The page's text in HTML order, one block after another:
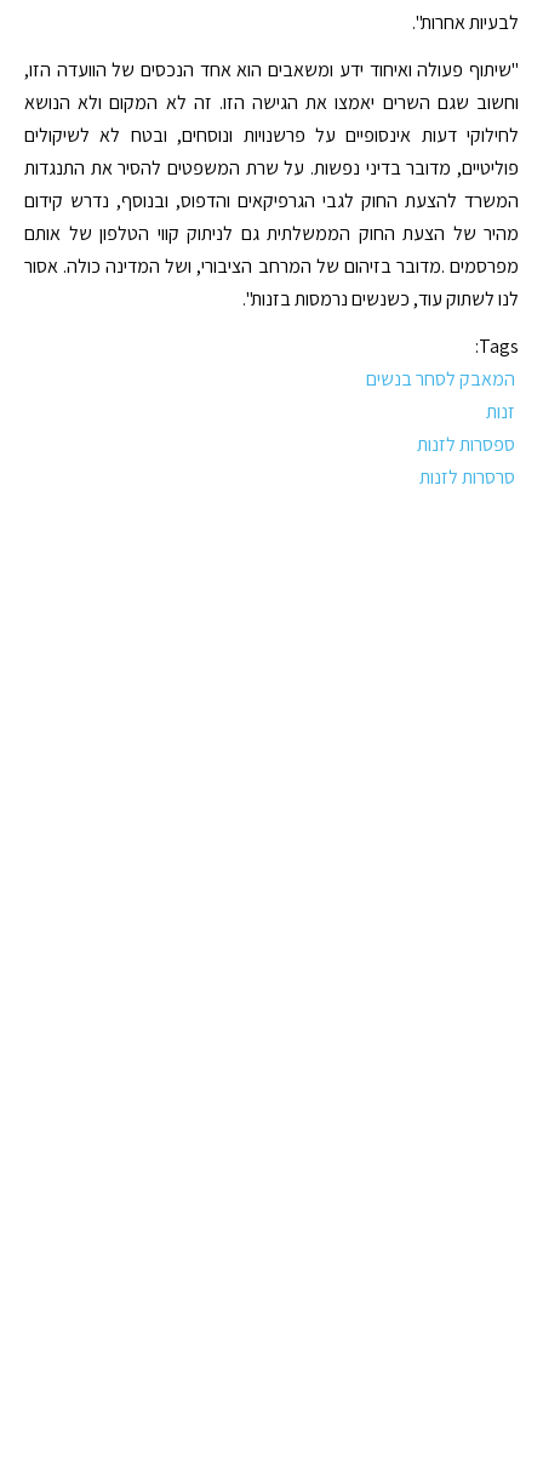
לבעיות אחרות".
"שיתוף פעולה ואיחוד ידע ומשאבים הוא אחד הנכסים של הוועדה הזו,
וחשוב שגם השרים יאמצו את הגישה הזו. זה לא המקום ולא הנושא
לחילוקי דעות אינסופיים על פרשנויות ונוסחים, ובטח לא לשיקולים
פוליטיים, מדובר בדיני נפשות. על שרת המשפטים להסיר את התנגדות
המשרד להצעת החוק לגבי הגרפיקאים והדפוס, ובנוסף, נדרש קידום
מהיר של הצעת החוק הממשלתית גם לניתוק קווי הטלפון של אותם
מפרסמים .מדובר בזיהום של המרחב הציבורי, ושל המדינה כולה. אסור
לנו לשתוק עוד, כשנשים נרמסות בזנות".
Tags:
המאבק לסחר בנשים
זנות
ספסרות לזנות
סרסרות לזנות